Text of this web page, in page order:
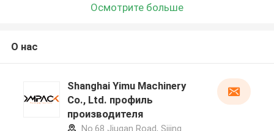
Осмотрите больше
О нас
Shanghai Yimu Machinery
Co., Ltd. профиль
производителя
No.68 Jiugan Road, Sijing